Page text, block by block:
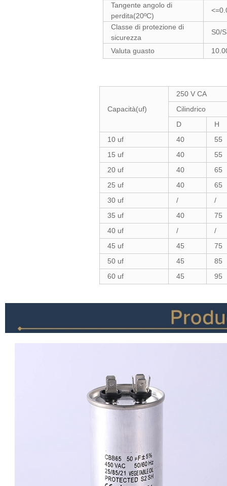
Tangente angolo di
perdita(20ºC)
Classe di protezione di
sicurezza
S0/
Valuta guasto
Capacità(uf)
250 V CA
Cilindrico
D
H
10 uf
40
55
15 uf
40
55
20 uf
40
65
25 uf
40
65
30 uf
/
/
35 uf
40
75
40 uf
/
/
45 uf
45
75
50 uf
45
85
60 uf
45 95